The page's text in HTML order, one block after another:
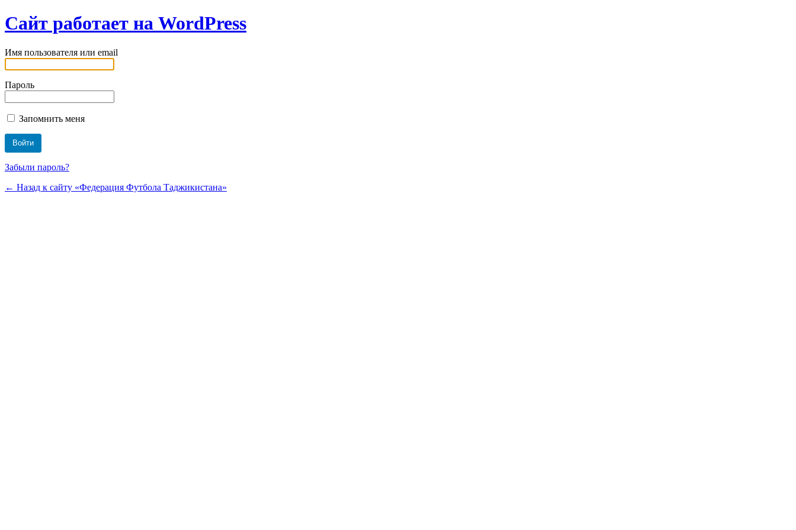
Сайт работает на WordPress
Имя пользователя или email
Пароль
Запомнить меня
Забыли пароль?
← Назад к сайту «Федерация Футбола Таджикистана»